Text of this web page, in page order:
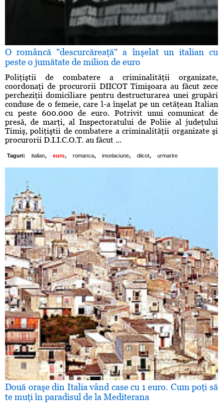
O româncă "descurcăreaţă" a înşelat un italian cu
peste o jumătate de milion de euro
Poliţiştii de combatere a criminalităţii organizate,
coordonaţi de procurorii DIICOT Timişoara au făcut zece
percheziţii domiciliare pentru destructurarea unei grupări
conduse de o femeie, care l-a înşelat pe un cetăţean Italian
cu peste 600.000 de euro. Potrivit unui comunicat de
presă, de marţi, al Inspectoratului de Poliie al judeţului
Timiş, poliţiştii de combatere a criminalităţii organizate şi
procurorii D.I.I.C.O.T. au făcut ...
Taguri: italian, euro, romanca, inselaciune, diicot, urmarire
Două oraşe din Italia vând case cu 1 euro. Cum poţi să
te muţi în paradisul de la Mediterana